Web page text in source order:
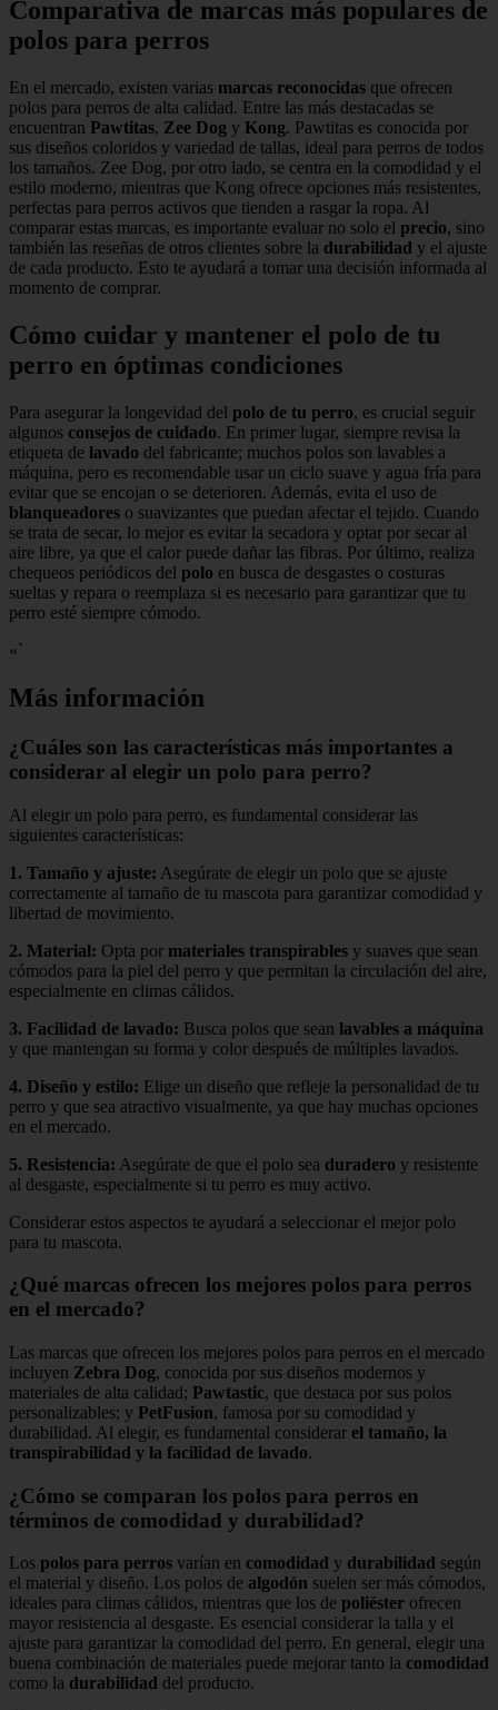
Comparativa de marcas más populares de
polos para perros
En el mercado, existen varias marcas reconocidas que ofrecen
polos para perros de alta calidad. Entre las más destacadas se
encuentran Pawtitas, Zee Dog y Kong. Pawtitas es conocida por
sus diseños coloridos y variedad de tallas, ideal para perros de todos
los tamaños. Zee Dog, por otro lado, se centra en la comodidad y el
estilo moderno, mientras que Kong ofrece opciones más resistentes,
perfectas para perros activos que tienden a rasgar la ropa. Al
comparar estas marcas, es importante evaluar no solo el precio, sino
también las reseñas de otros clientes sobre la durabilidad y el ajuste
de cada producto. Esto te ayudará a tomar una decisión informada al
momento de comprar.
Cómo cuidar y mantener el polo de tu
perro en óptimas condiciones
Para asegurar la longevidad del polo de tu perro, es crucial seguir
algunos consejos de cuidado. En primer lugar, siempre revisa la
etiqueta de lavado del fabricante; muchos polos son lavables a
máquina, pero es recomendable usar un ciclo suave y agua fría para
evitar que se encojan o se deterioren. Además, evita el uso de
blanqueadores o suavizantes que puedan afectar el tejido. Cuando
se trata de secar, lo mejor es evitar la secadora y optar por secar al
aire libre, ya que el calor puede dañar las fibras. Por último, realiza
chequeos periódicos del polo en busca de desgastes o costuras
sueltas y repara o reemplaza si es necesario para garantizar que tu
perro esté siempre cómodo.
«`
Más información
¿Cuáles son las características más importantes a
considerar al elegir un polo para perro?
Al elegir un polo para perro, es fundamental considerar las
siguientes características:
1. Tamaño y ajuste: Asegúrate de elegir un polo que se ajuste
correctamente al tamaño de tu mascota para garantizar comodidad y
libertad de movimiento.
2. Material: Opta por materiales transpirables y suaves que sean
cómodos para la piel del perro y que permitan la circulación del aire,
especialmente en climas cálidos.
3. Facilidad de lavado: Busca polos que sean lavables a máquina
y que mantengan su forma y color después de múltiples lavados.
4. Diseño y estilo: Elige un diseño que refleje la personalidad de tu
perro y que sea atractivo visualmente, ya que hay muchas opciones
en el mercado.
5. Resistencia: Asegúrate de que el polo sea duradero y resistente
al desgaste, especialmente si tu perro es muy activo.
Considerar estos aspectos te ayudará a seleccionar el mejor polo
para tu mascota.
¿Qué marcas ofrecen los mejores polos para perros
en el mercado?
Las marcas que ofrecen los mejores polos para perros en el mercado
incluyen Zebra Dog, conocida por sus diseños modernos y
materiales de alta calidad; Pawtastic, que destaca por sus polos
personalizables; y PetFusion, famosa por su comodidad y
durabilidad. Al elegir, es fundamental considerar el tamaño, la
transpirabilidad y la facilidad de lavado.
¿Cómo se comparan los polos para perros en
términos de comodidad y durabilidad?
Los polos para perros varían en comodidad y durabilidad según
el material y diseño. Los polos de algodón suelen ser más cómodos,
ideales para climas cálidos, mientras que los de poliéster ofrecen
mayor resistencia al desgaste. Es esencial considerar la talla y el
ajuste para garantizar la comodidad del perro. En general, elegir una
buena combinación de materiales puede mejorar tanto la comodidad
como la durabilidad del producto.